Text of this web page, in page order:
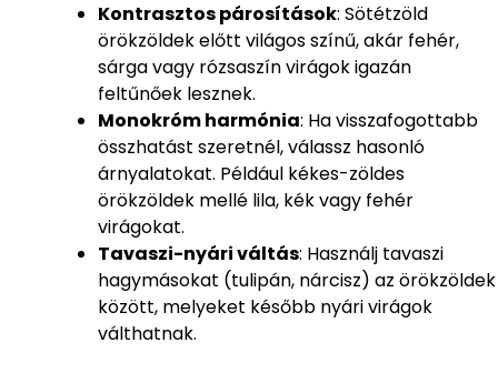
Kontrasztos párosítások: Sötétzöld
örökzöldek előtt világos színű, akár fehér,
sárga vagy rózsaszín virágok igazán
feltűnőek lesznek.
Monokróm harmónia: Ha visszafogottabb
összhatást szeretnél, válassz hasonló
árnyalatokat. Például kékes-zöldes
örökzöldek mellé lila, kék vagy fehér
virágokat.
Tavaszi-nyári váltás: Használj tavaszi
hagymásokat (tulipán, nárcisz) az örökzöldek
között, melyeket később nyári virágok
válthatnak.